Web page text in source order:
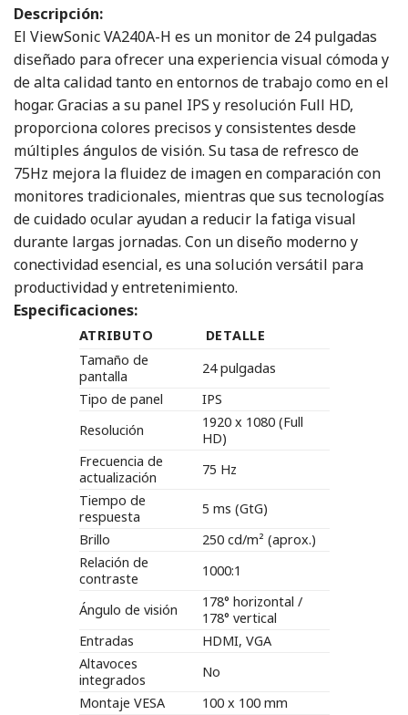
Descripción:
El ViewSonic VA240A-H es un monitor de 24 pulgadas
diseñado para ofrecer una experiencia visual cómoda y
de alta calidad tanto en entornos de trabajo como en el
hogar. Gracias a su panel IPS y resolución Full HD,
proporciona colores precisos y consistentes desde
múltiples ángulos de visión. Su tasa de refresco de
75Hz mejora la fluidez de imagen en comparación con
monitores tradicionales, mientras que sus tecnologías
de cuidado ocular ayudan a reducir la fatiga visual
durante largas jornadas. Con un diseño moderno y
conectividad esencial, es una solución versátil para
productividad y entretenimiento.
Especificaciones:
ATRIBUTO
DETALLE
Tamaño de
pantalla
24 pulgadas
Tipo de panel
IPS
Resolución
1920 x 1080 (Full
HD)
Frecuencia de
actualización
75 Hz
Tiempo de
respuesta
5 ms (GtG)
Brillo
250 cd/m² (aprox.)
Relación de
contraste
1000:1
Ángulo de visión
178° horizontal /
178° vertical
Entradas
HDMI, VGA
Altavoces
integrados
No
Montaje VESA
100 x 100 mm